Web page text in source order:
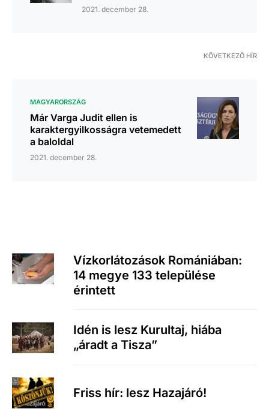
2021. december 28.
KÖVETKEZŐ HÍR
MAGYARORSZÁG
Már Varga Judit ellen is
karaktergyilkosságra vetemedett
a baloldal
2021. december 28.
Vízkorlátozások Romániában:
14 megye 133 települése
érintett
Idén is lesz Kurultaj, hiába
„áradt a Tisza”
Friss hír: lesz Hazajáró!